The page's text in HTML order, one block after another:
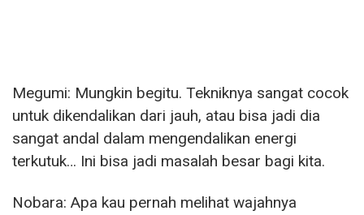
Megumi: Mungkin begitu. Tekniknya sangat cocok
untuk dikendalikan dari jauh, atau bisa jadi dia
sangat andal dalam mengendalikan energi
terkutuk… Ini bisa jadi masalah besar bagi kita.
Nobara: Apa kau pernah melihat wajahnya